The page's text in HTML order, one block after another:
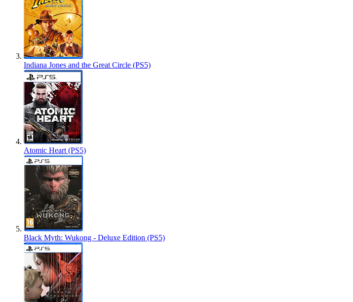
Indiana Jones and the Great Circle (PS5)
Atomic Heart (PS5)
Black Myth: Wukong - Deluxe Edition (PS5)